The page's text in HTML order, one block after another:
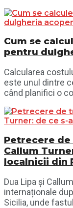
Cum se
pentru
Calcularea
este unul dintre
când planifici o
Petrecere de
Callum
localnicii din
Dua Lipa și
internaționale
Sicilia, unde